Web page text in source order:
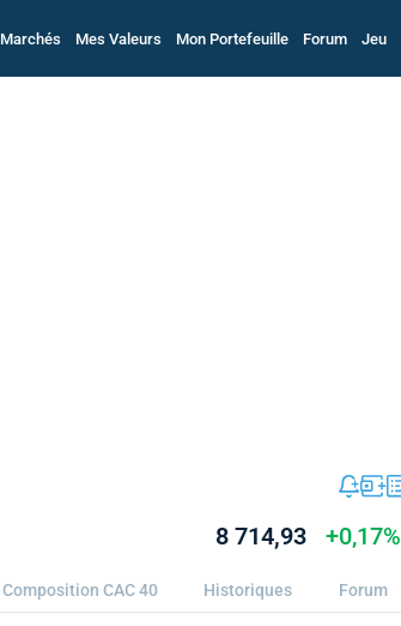
Marchés Mes Valeurs Mon Portefeuille Forum Jeu
8 714,93 +0,17%
Composition CAC 40 Historiques Forum